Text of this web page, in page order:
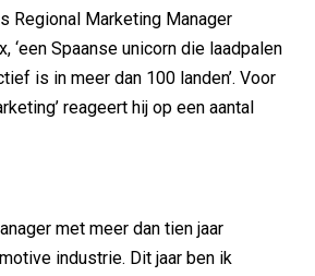
Regional Marketing Manager
‘een Spaanse unicorn die laadpalen
is in meer dan 100 landen’. Voor
reageert hij op een aantal
met meer dan tien jaar
industrie. Dit jaar ben ik